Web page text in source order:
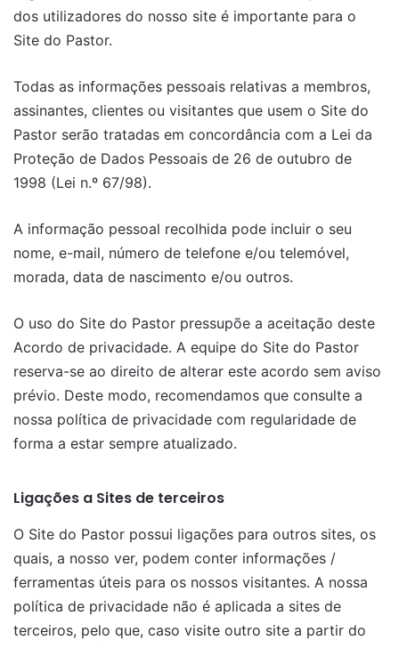
dos utilizadores do nosso site é importante para o
Site do Pastor.
Todas as informações pessoais relativas a membros,
assinantes, clientes ou visitantes que usem o Site do
Pastor serão tratadas em concordância com a Lei da
Proteção de Dados Pessoais de 26 de outubro de
1998 (Lei n.º 67/98).
A informação pessoal recolhida pode incluir o seu
nome, e-mail, número de telefone e/ou telemóvel,
morada, data de nascimento e/ou outros.
O uso do Site do Pastor pressupõe a aceitação deste
Acordo de privacidade. A equipe do Site do Pastor
reserva-se ao direito de alterar este acordo sem aviso
prévio. Deste modo, recomendamos que consulte a
nossa política de privacidade com regularidade de
forma a estar sempre atualizado.
Ligações a Sites de terceiros
O Site do Pastor possui ligações para outros sites, os
quais, a nosso ver, podem conter informações /
ferramentas úteis para os nossos visitantes. A nossa
política de privacidade não é aplicada a sites de
terceiros, pelo que, caso visite outro site a partir do